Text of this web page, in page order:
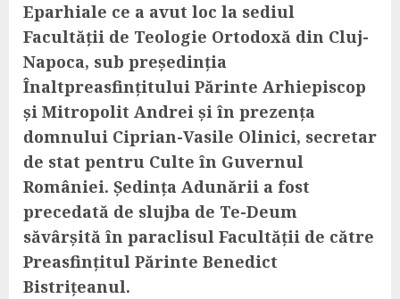
Eparhiale ce a avut loc la sediul
Facultății de Teologie Ortodoxă din Cluj-
Napoca, sub președinția
Înaltpreasfințitului Părinte Arhiepiscop
și Mitropolit Andrei și în prezența
domnului Ciprian-Vasile Olinici, secretar
de stat pentru Culte în Guvernul
României. Ședința Adunării a fost
precedată de slujba de Te-Deum
săvârșită în paraclisul Facultății de către
Preasfințitul Părinte Benedict
Bistrițeanul.